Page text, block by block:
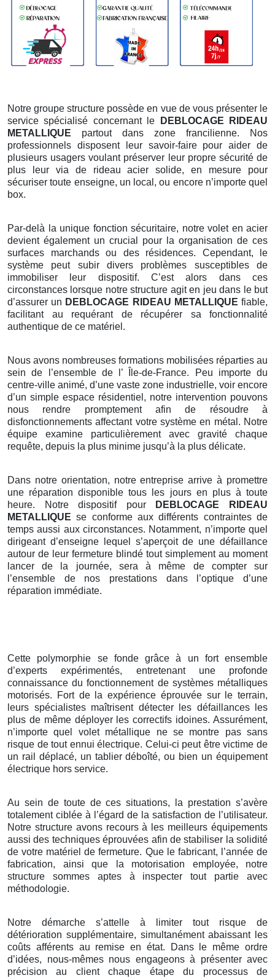
Notre groupe structure possède en vue de vous présenter le
service spécialisé concernant le
DEBLOCAGE RIDEAU
METALLIQUE partout dans zone francilienne. Nos
professionnels disposent leur savoir-faire pour aider de
plusieurs usagers voulant préserver leur propre sécurité de
plus leur via de rideau acier solide, en mesure pour
sécuriser toute enseigne, un local, ou encore n’importe quel
box.
Par-delà la unique fonction sécuritaire, notre volet en acier
devient également un crucial pour la organisation de ces
surfaces marchands ou des résidences. Cependant, le
système peut subir divers problèmes susceptibles de
immobiliser leur dispositif. C’est alors dans ces
circonstances lorsque notre structure agit en jeu dans le but
d’assurer un DEBLOCAGE RIDEAU METALLIQUE fiable,
facilitant au requérant de récupérer sa fonctionnalité
authentique de ce matériel.
Nous avons nombreuses formations mobilisées réparties au
sein de l’ensemble de l’ Île-de-France. Peu importe du
centre-ville animé, d’une vaste zone industrielle, voir encore
d’un simple espace résidentiel, notre intervention pouvons
nous rendre promptement afin de résoudre à
disfonctionnements affectant votre système en métal. Notre
équipe examine particulièrement avec gravité chaque
requête, depuis la plus minime jusqu’à la plus délicate.
Dans notre orientation, notre entreprise arrive à promettre
une réparation disponible tous les jours en plus à toute
heure. Notre dispositif pour
DEBLOCAGE RIDEAU
METALLIQUE se conforme aux différents contraintes de
temps aussi aux circonstances. Notamment, n’importe quel
dirigeant d’enseigne lequel s’aperçoit de une défaillance
autour de leur fermeture blindé tout simplement au moment
lancer de la journée, sera à même de compter sur
l’ensemble de nos prestations dans l’optique d’une
réparation immédiate.
Cette polymorphie se fonde grâce à un fort ensemble
d’experts expérimentés, entretenant une profonde
connaissance du fonctionnement de systèmes métalliques
motorisés. Fort de la expérience éprouvée sur le terrain,
leurs spécialistes maîtrisent détecter les défaillances les
plus de même déployer les correctifs idoines. Assurément,
n’importe quel volet métallique ne se montre pas sans
risque de tout ennui électrique. Celui-ci peut être victime de
un rail déplacé, un tablier déboîté, ou bien un équipement
électrique hors service.
Au sein de toute de ces situations, la prestation s’avère
totalement ciblée à l’égard de la satisfaction de l’utilisateur.
Notre structure avons recours à les meilleurs équipements
aussi des techniques éprouvées afin de stabiliser la solidité
de votre matériel de fermeture. Que le fabricant, l’année de
fabrication, ainsi que la motorisation employée, notre
structure sommes aptes à inspecter tout partie avec
méthodologie.
Notre démarche s’attelle à limiter tout risque de
détérioration supplémentaire, simultanément abaissant les
coûts afférents au remise en état. Dans le même ordre
d’idées, nous-mêmes nous engageons à présenter avec
précision au client chaque étape du processus de